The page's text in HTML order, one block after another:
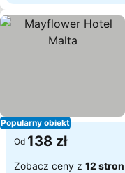
Popularny obiekt
Od 138 zł
Zobacz ceny z 12 stron